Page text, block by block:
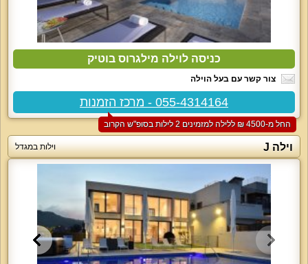
כניסה לוילה מילגרוס בוטיק
צור קשר עם בעל הוילה
055-4314164 - מרכז הזמנות
החל מ-‏4500 ₪ ללילה למזמינים 2 לילות בסופ"ש הקרוב
וילה J וילות במגדל